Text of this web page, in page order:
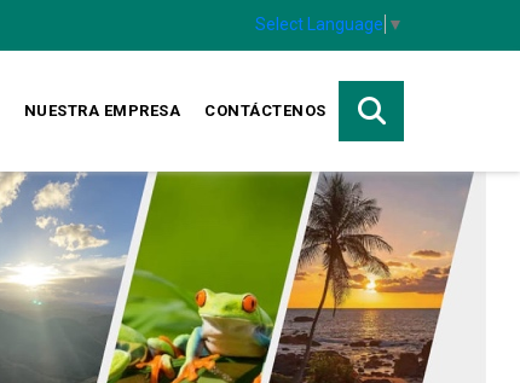
Select Language ▼
NUESTRA EMPRESA CONTÁCTENOS